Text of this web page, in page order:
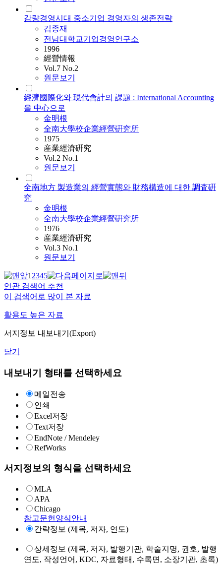
감량경영시대 중소기업 경영자의 생존전략
김종재
전남대학교기업경영연구소
1996
經營情報
Vol.7 No.2
원문보기
經濟國際化와 現代會計의 課題 : International Accounting
을 中心으로
金明根
全南大學校企業經營硏究所
1975
産業經濟硏究
Vol.2 No.1
원문보기
全南地方 製造業의 經營實態와 財務構造에 대한 調査硏
究
金明根
全南大學校企業經營硏究所
1976
産業經濟硏究
Vol.3 No.1
원문보기
12345
연관 검색어 추천
이 검색어로 많이 본 자료
활용도 높은 자료
서지정보 내보내기(Export)
닫기
내보내기 형태를 선택하세요
메일전송
인쇄
Excel저장
Text저장
EndNote / Mendeley
RefWorks
서지정보의 형식을 선택하세요
MLA
APA
Chicago
참고문헌양식안내
간략정보 (제목, 저자, 연도)
상세정보 (제목, 저자, 발행기관, 학술지명, 권호, 발행
연도, 작성언어, KDC, 자료형태, 수록면, 소장기관, 초록)